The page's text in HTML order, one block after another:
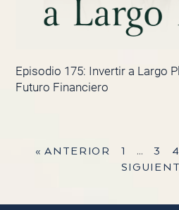
Episodio 175: Invertir a Largo
Futuro Financiero
« ANTERIOR 1 … 3 4